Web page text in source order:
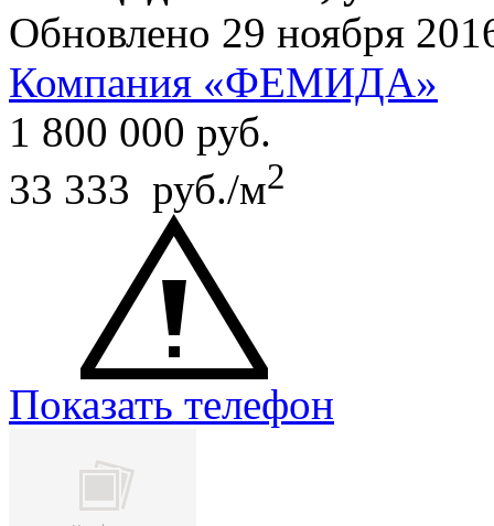
Обновлено 29 ноября
Компания «ФЕМИДА»
1 800 000 руб.
33 333 руб./м2
Показать телефон